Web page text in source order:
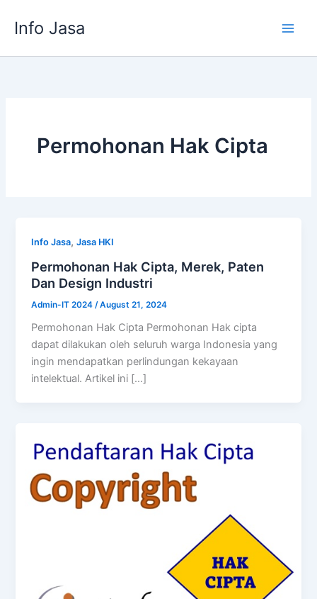
Info Jasa
Permohonan Hak Cipta
Info Jasa,Jasa HKI
Permohonan Hak Cipta, Merek, Paten
Dan Design Industri
Admin-IT 2024 /August 21, 2024
Permohonan Hak Cipta Permohonan Hak cipta
dapat dilakukan oleh seluruh warga Indonesia yang
ingin mendapatkan perlindungan kekayaan
intelektual. Artikel ini […]